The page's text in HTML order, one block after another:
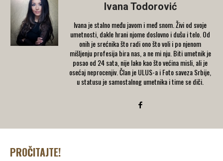
Ivana Todorović
Ivana je stalno među javom i međ snom. Živi od svoje
umetnosti, dakle hrani njome doslovno i dušu i telo. Od
onih je srećnika što radi ono što voli i po njenom
mišljenju profesija bira nas, a ne mi nju. Biti umetnik je
posao od 24 sata, nije lako kao što većina misli, ali je
osećaj neprocenjiv. Član je ULUS-a i Foto saveza Srbije,
u statusu je samostalnog umetnika i time se diči.
PROČITAJTE!